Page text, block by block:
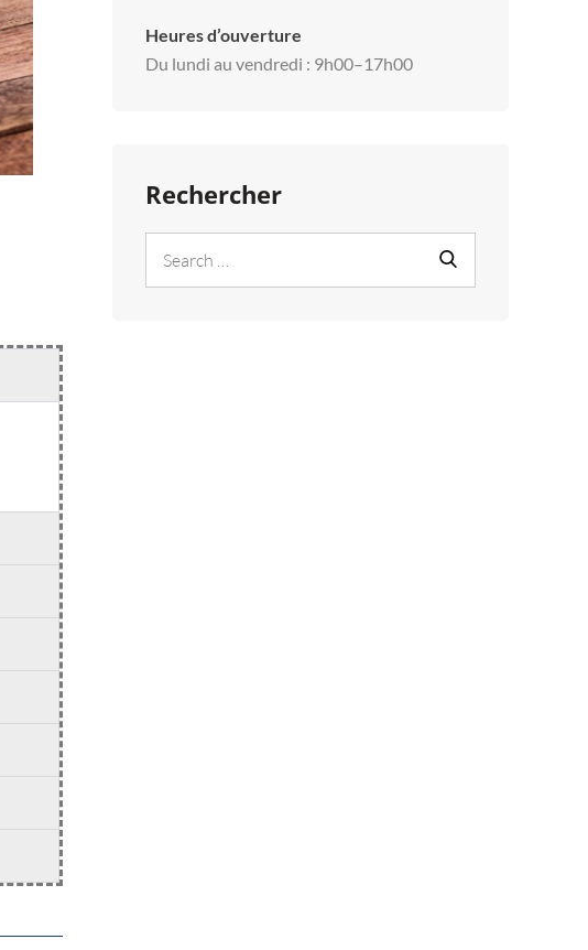
Heures d’ouverture
Du lundi au vendredi : 9h00–17h00
Rechercher